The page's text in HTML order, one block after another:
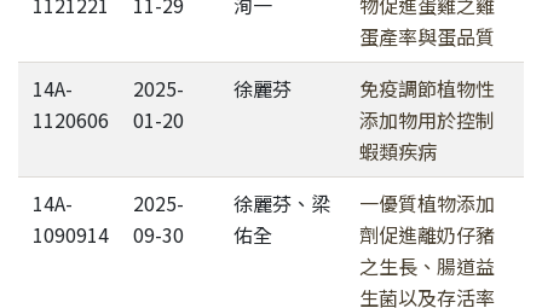
蛋產率與蛋品質
14A-
1120606
2025-
01-20
徐麗芬
免疫調節植物性
添加物用於控制
蝦類疾病
14A-
1090914
2025-
09-30
徐麗芬、梁
佑全
一優質植物添加
劑促進離奶仔豬
之生長、腸道益
生菌以及存活率